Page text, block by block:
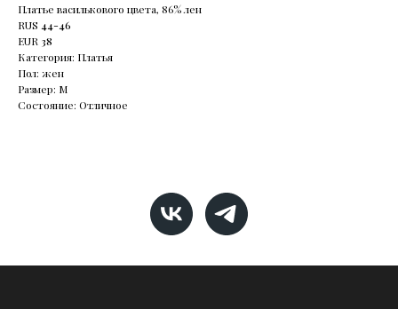
Платье василькового цвета, 86% лен
RUS 44-46
EUR 38
Категория: Платья
Пол: жен
Размер: М
Состояние: Отличное